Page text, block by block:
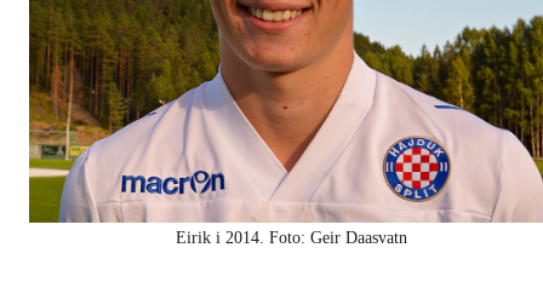
Eirik i 2014. Foto: Geir Daasvatn